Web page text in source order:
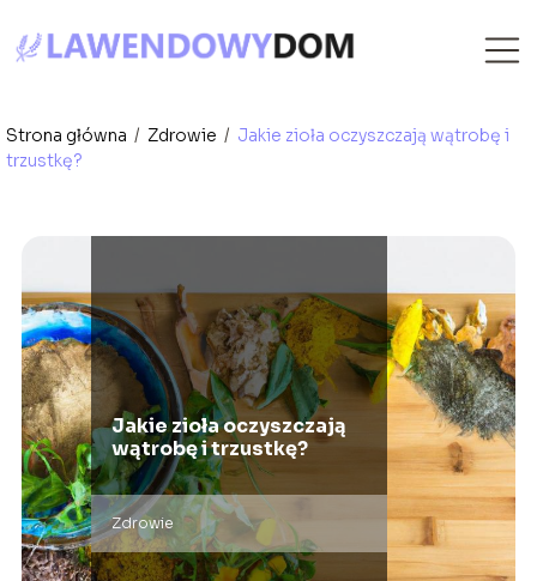
Strona główna / Zdrowie / Jakie zioła oczyszczają wątrobę i
trzustkę?
Jakie zioła oczyszczają
wątrobę i trzustkę?
Zdrowie